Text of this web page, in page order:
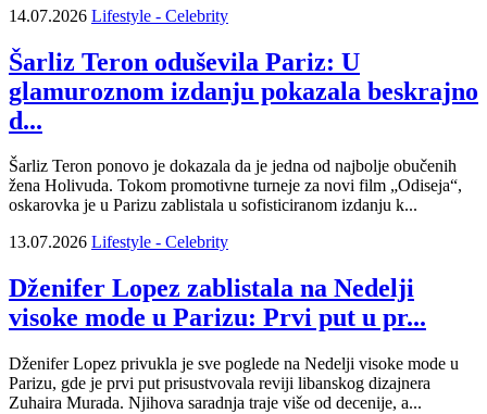
14.07.2026 Lifestyle - Celebrity
Šarliz Teron oduševila Pariz: U
glamuroznom izdanju pokazala beskrajno
d...
Šarliz Teron ponovo je dokazala da je jedna od najbolje obučenih
žena Holivuda. Tokom promotivne turneje za novi film „Odiseja“,
oskarovka je u Parizu zablistala u sofisticiranom izdanju k...
13.07.2026 Lifestyle - Celebrity
Dženifer Lopez zablistala na Nedelji
visoke mode u Parizu: Prvi put u pr...
Dženifer Lopez privukla je sve poglede na Nedelji visoke mode u
Parizu, gde je prvi put prisustvovala reviji libanskog dizajnera
Zuhaira Murada. Njihova saradnja traje više od decenije, a...